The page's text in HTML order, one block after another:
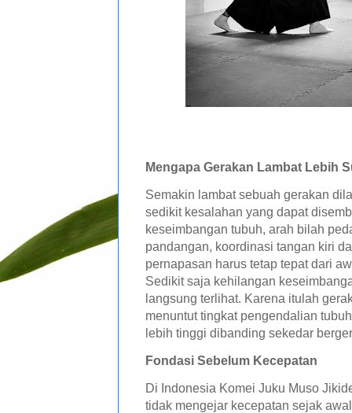
Mengapa Gerakan Lambat Lebih
Semakin lambat sebuah gerakan
sedikit kesalahan yang dapat
keseimbangan tubuh, arah bilah
pandangan, koordinasi tangan kiri
pernapasan harus tetap tepat dari
Sedikit saja kehilangan
langsung terlihat. Karena itulah
menuntut tingkat pengendalian
lebih tinggi dibanding sekedar
Fondasi Sebelum Kecepatan
Di Indonesia Komei Juku Muso
tidak mengejar kecepatan sejak